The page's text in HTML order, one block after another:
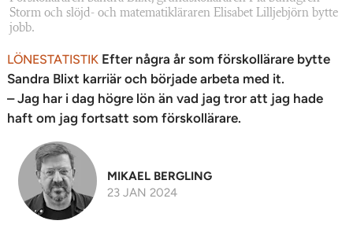
Storm och slöjd- och matematikläraren Elisabet Lilljebjörn bytte
jobb.
LÖNESTATISTIK Efter några år som förskollärare bytte
Sandra Blixt karriär och började arbeta med it.
– Jag har i dag högre lön än vad jag tror att jag hade
haft om jag fortsatt som förskollärare.
MIKAEL BERGLING
23 JAN 2024